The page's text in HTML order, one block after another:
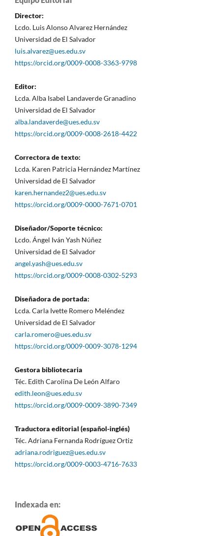
Director:
Lcdo. Luis Alonso Alvarez Hernández
Universidad de El Salvador
luis.alvarez@ues.edu.sv
https://orcid.org/0009-0008-3363-9798
Editor:
Lcda. Alba Isabel Landaverde Granadino
Universidad de El Salvador
alba.landaverde@ues.edu.sv
https://orcid.org/0009-0008-2618-4422
Correctora de texto:
Lcda. Karen Patricia Hernández Martínez
Universidad de El Salvador
karen.hernandez2@ues.edu.sv
https://orcid.org/0009-0000-7671-0701
Diseñador/Soporte técnico:
Lcdo. Ángel Iván Yash Núñez
Universidad de El Salvador
angel.yash@ues.edu.sv
https://orcid.org/0009-0008-0302-5293
Diseñadora de portada:
Lcda. Carla Ivette Romero Meléndez
Universidad de El Salvador
carla.romero@ues.edu.sv
https://orcid.org/0009-0009-3078-1294
Gestora bibliotecaria
Téc. Edith Carolina De León Alfaro
edith.leon@ues.edu.sv
https://orcid.org/0009-0009-3890-7349
Traductora editorial (español-inglés)
Téc. Adriana Fernanda Rodríguez Ortiz
adriana.rodriguez@ues.edu.sv
https://orcid.org/0009-0003-4716-7633
Indexada en: